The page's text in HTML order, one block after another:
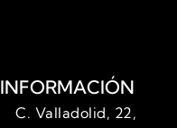
INFORMACIÓN
C. Valladolid, 22,